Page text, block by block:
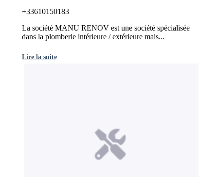
+33610150183
La société MANU RENOV est une société spécialisée
dans la plomberie intérieure / extérieure mais...
Lire la suite